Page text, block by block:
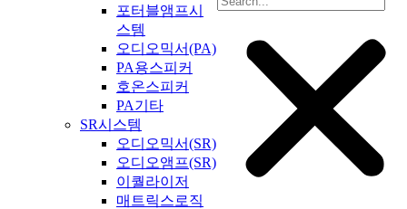
포터블앰프시
스템
오디오믹서(PA)
PA용스피커
호온스피커
PA기타
SR시스템
오디오믹서(SR)
오디오앰프(SR)
이퀄라이저
매트릭스로직